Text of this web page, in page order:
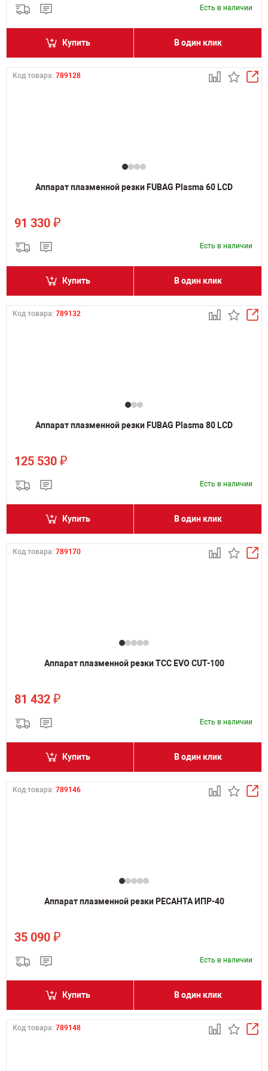
Есть в наличии
Купить В один клик
Код товара: 789128
Аппарат плазменной резки FUBAG Plasma 60 LCD
91 330 ₽
Есть в наличии
Купить В один клик
Код товара: 789132
Аппарат плазменной резки FUBAG Plasma 80 LCD
125 530 ₽
Есть в наличии
Купить В один клик
Код товара: 789170
Аппарат плазменной резки ТСС EVO CUT-100
81 432 ₽
Есть в наличии
Купить В один клик
Код товара: 789146
Аппарат плазменной резки РЕСАНТА ИПР-40
35 090 ₽
Есть в наличии
Купить В один клик
Код товара: 789148